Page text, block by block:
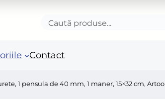
Caută
Contact
1 pensula de 40 mm, 1 maner, 15×32 cm,